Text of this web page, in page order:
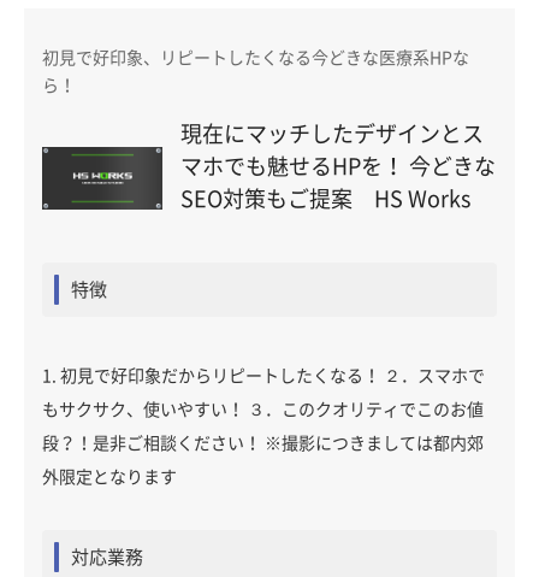
初見で好印象、リピートしたくなる今どきな医療系HPな
ら！
現在にマッチしたデザインとス
マホでも魅せるHPを！ 今どきな
SEO対策もご提案 HS Works
特徴
1. 初見で好印象だからリピートしたくなる！ ２．スマホで
もサクサク、使いやすい！ ３．このクオリティでこのお値
段？！是非ご相談ください！ ※撮影につきましては都内郊
外限定となります
対応業務